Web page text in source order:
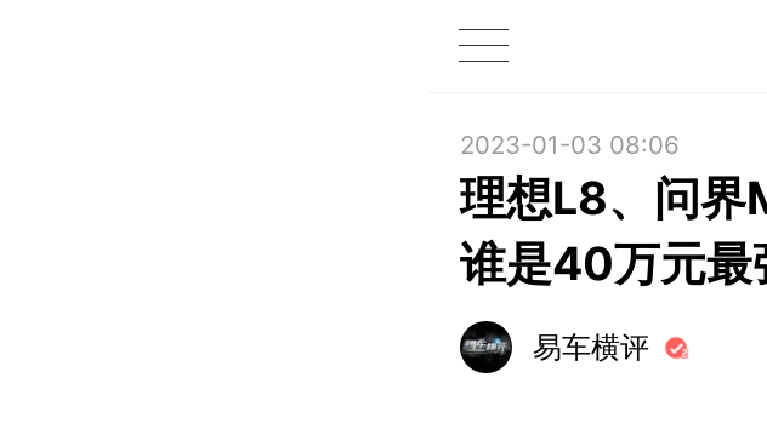
2023-01-03 08:06
理想L8、问界
谁是40万元最
易车横评